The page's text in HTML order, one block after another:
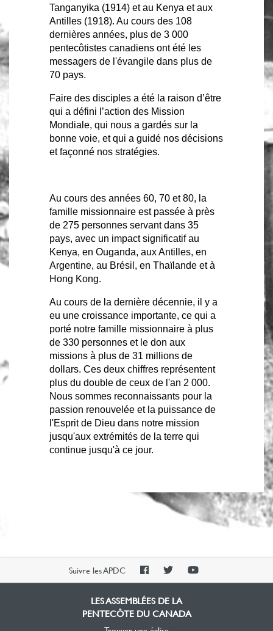
Tanganyika (1914) et au Kenya et aux
Antilles (1918). Au cours des 108
dernières années, plus de 3 000
pentecôtistes canadiens ont été les
messagers de l'évangile dans plus de
70 pays.
Faire des disciples a été la raison d’être
qui a défini l’action des Mission
Mondiale, qui nous a gardés sur la
bonne voie, et qui a guidé nos décisions
et façonné nos stratégies.
Au cours des années 60, 70 et 80, la
famille missionnaire est passée à près
de 275 personnes servant dans 35
pays, avec un impact significatif au
Kenya, en Ouganda, aux Antilles, en
Argentine, au Brésil, en Thaïlande et à
Hong Kong.
Au cours de la dernière décennie, il y a
eu une croissance importante, ce qui a
porté notre famille missionnaire à plus
de 330 personnes et le don aux
missions à plus de 31 millions de
dollars. Ces deux chiffres représentent
plus du double de ceux de l'an 2 000.
Nous sommes reconnaissants pour la
passion renouvelée et la puissance de
l'Esprit de Dieu dans notre mission
jusqu'aux extrémités de la terre qui
continue jusqu'à ce jour.
Suivre les APDC
PAOCPAOCPAOC
LES ASSEMBLÉES DE LA
PENTECÔTE DU CANADA